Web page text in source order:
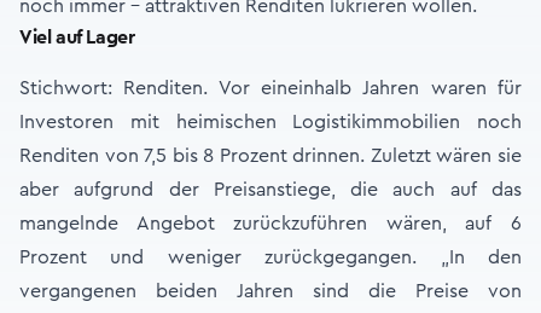
noch immer – attraktiven Renditen lukrieren wollen.
Viel auf Lager
Stichwort: Renditen. Vor eineinhalb Jahren waren für
Investoren mit heimischen Logistikimmobilien noch
Renditen von 7,5 bis 8 Prozent drinnen. Zuletzt wären sie
aber aufgrund der Preisanstiege, die auch auf das
mangelnde Angebot zurückzuführen wären, auf 6
Prozent und weniger zurückgegangen. „In den
vergangenen beiden Jahren sind die Preise von